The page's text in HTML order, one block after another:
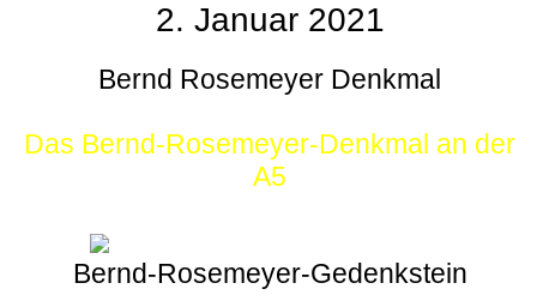
2. Januar 2021
Bernd Rosemeyer Denkmal
Das Bernd-Rosemeyer-Denkmal an der
A5
Bernd-Rosemeyer-Gedenkstein